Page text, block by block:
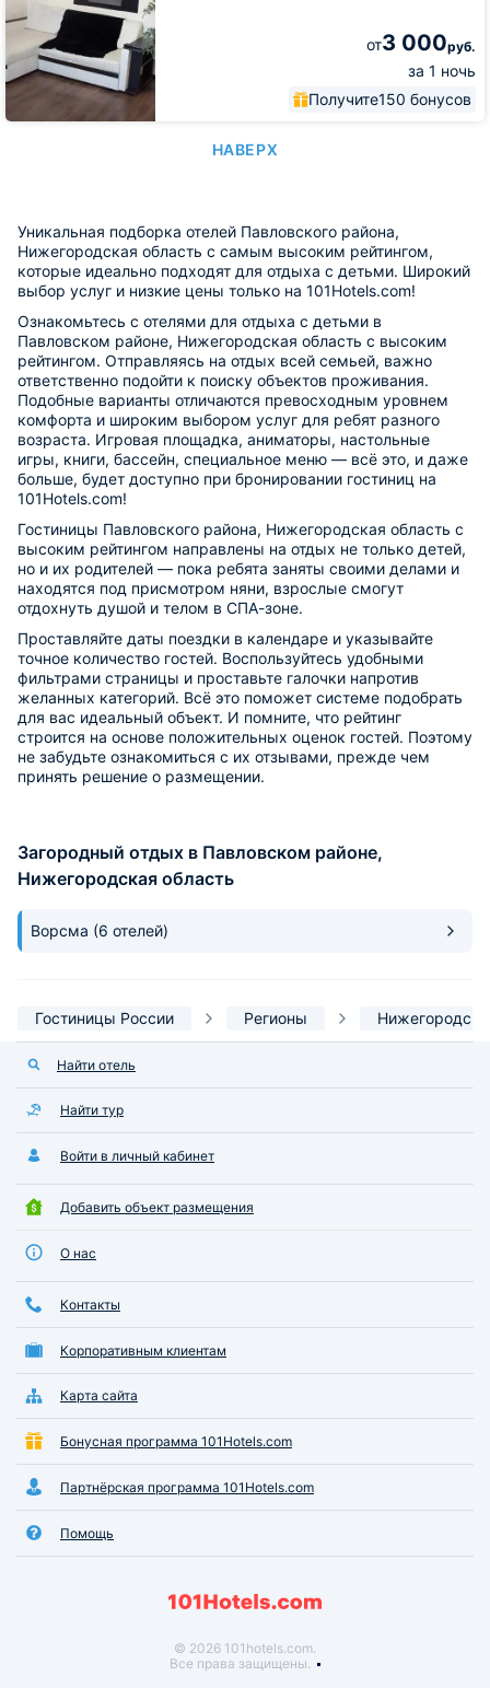
от3 000руб.
за 1 ночь
Получите150 бонусов
НАВЕРХ
Уникальная подборка отелей Павловского района,
Нижегородская область с самым высоким рейтингом,
которые идеально подходят для отдыха с детьми. Широкий
выбор услуг и низкие цены только на 101Hotels.com!
Ознакомьтесь с отелями для отдыха с детьми в
Павловском районе, Нижегородская область с высоким
рейтингом. Отправляясь на отдых всей семьей, важно
ответственно подойти к поиску объектов проживания.
Подобные варианты отличаются превосходным уровнем
комфорта и широким выбором услуг для ребят разного
возраста. Игровая площадка, аниматоры, настольные
игры, книги, бассейн, специальное меню — всё это, и даже
больше, будет доступно при бронировании гостиниц на
101Hotels.com!
Гостиницы Павловского района, Нижегородская область с
высоким рейтингом направлены на отдых не только детей,
но и их родителей — пока ребята заняты своими делами и
находятся под присмотром няни, взрослые смогут
отдохнуть душой и телом в СПА-зоне.
Проставляйте даты поездки в календаре и указывайте
точное количество гостей. Воспользуйтесь удобными
фильтрами страницы и проставьте галочки напротив
желанных категорий. Всё это поможет системе подобрать
для вас идеальный объект. И помните, что рейтинг
строится на основе положительных оценок гостей. Поэтому
не забудьте ознакомиться с их отзывами, прежде чем
принять решение о размещении.
Загородный отдых в Павловском районе,
Нижегородская область
Ворсма (6 отелей)
Гостиницы России Регионы
Найти отель
Найти тур
Войти в личный кабинет
Добавить объект размещения
О нас
Контакты
Корпоративным клиентам
Карта сайта
Бонусная программа 101Hotels.com
Партнёрская программа 101Hotels.com
Помощь
© 2026 101hotels.com.
Все права защищены.